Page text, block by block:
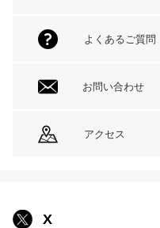
よくあるご質問
お問い合わせ
アクセス
X